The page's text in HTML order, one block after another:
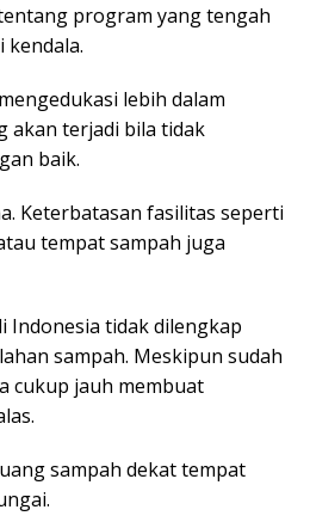
program yang tengah
kendala.
lebih dalam
akan terjadi bila tidak
baik.
Keterbatasan fasilitas seperti
tempat sampah juga
Indonesia tidak dilengkap
sampah. Meskipun sudah
cukup jauh membuat
sampah dekat tempat